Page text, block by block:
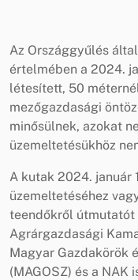
Az Országgyűlés
értelmében a 2024.
létesített, 50
mezőgazdasági
minősülnek, azokat
üzemeltetésükhöz
A kutak 2024. január
üzemeltetéséhez
teendőkről útmutatót
Agrárgazdasági
Magyar Gazdakörök
(MAGOSZ) és a NAK